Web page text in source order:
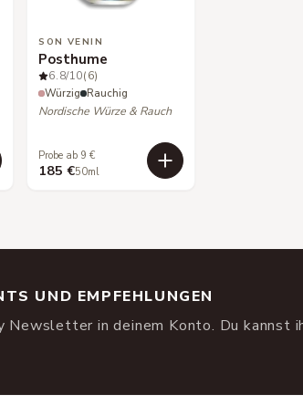
SON VENIN
Posthume
6.8/10(6)
Würzig Rauchig
Nordische Würze & Rauch
Probe ab 9 €
185 €50ml
UND EMPFEHLUNGEN
Newsletter in deinem Konto. Du kannst